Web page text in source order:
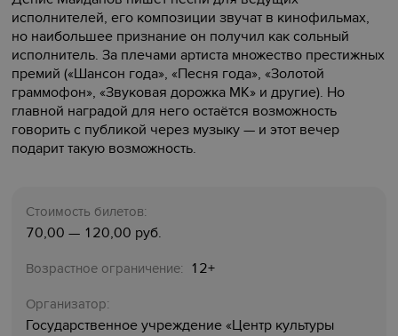
исполнителей, его композиции звучат в кинофильмах,
но наибольшее признание он получил как сольный
исполнитель. За плечами артиста множество престижных
премий («Шансон года», «Песня года», «Золотой
граммофон», «Звуковая дорожка МК» и другие). Но
главной наградой для него остаётся возможность
говорить с публикой через музыку — и этот вечер
подарит такую возможность.
Стоимость билетов:
70,00 — 120,00 руб.
Возрастное ограничение: 12+
Организатор:
Государственное учреждение «Центр культуры